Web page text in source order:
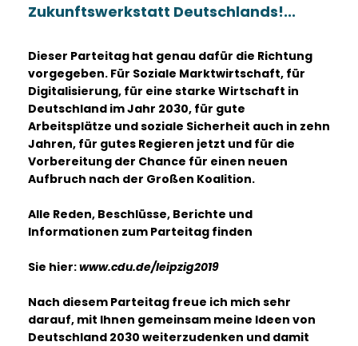
Zukunftswerkstatt Deutschlands!...
Dieser Parteitag hat genau dafür die Richtung
vorgegeben. Für Soziale Marktwirtschaft, für
Digitalisierung, für eine starke Wirtschaft in
Deutschland im Jahr 2030, für gute
Arbeitsplätze und soziale Sicherheit auch in zehn
Jahren, für gutes Regieren jetzt und für die
Vorbereitung der Chance für einen neuen
Aufbruch nach der Großen Koalition.
Alle Reden, Beschlüsse, Berichte und
Informationen zum Parteitag finden
Sie hier:www.cdu.de/leipzig2019
Nach diesem Parteitag freue ich mich sehr
darauf, mit Ihnen gemeinsam meine Ideen von
Deutschland 2030 weiterzudenken und damit